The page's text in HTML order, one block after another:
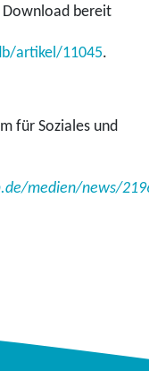
Download bereit
artikel/11045.
für Soziales und
medien/news/